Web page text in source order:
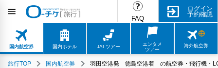
FAQ
ログイン
予約確認
国内航空券 国内ホテル JALツアー
エンタメ
ツアー
海外航空券
旅行TOP 国内航空券 羽田空港発 徳島空港着 の航空券・飛行機・